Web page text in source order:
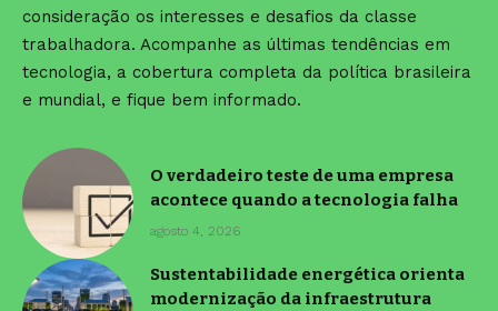
consideração os interesses e desafios da classe
trabalhadora. Acompanhe as últimas tendências em
tecnologia, a cobertura completa da política brasileira
e mundial, e fique bem informado.
O verdadeiro teste de uma empresa
acontece quando a tecnologia falha
agosto 4, 2026
Sustentabilidade energética orienta
modernização da infraestrutura